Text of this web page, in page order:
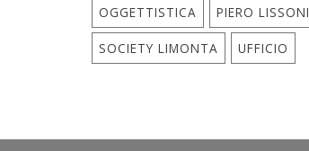
OGGETTISTICA PIERO LISSONI
SOCIETY LIMONTA UFFICIO